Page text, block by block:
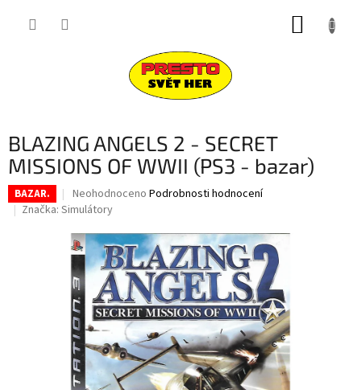
BLAZING ANGELS 2 - SECRET
MISSIONS OF WWII (PS3 - bazar)
BAZAR.
Průměrné
hodnocení
je
0,0
z
5
hvězdiček.
Neohodnoceno Podrobnosti hodnocení
Značka: Simulátory